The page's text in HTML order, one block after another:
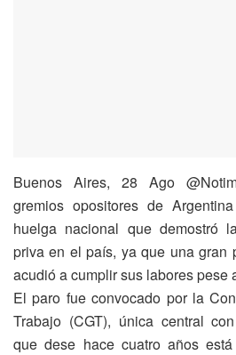
Buenos Aires, 28 Ago
gremios opositores de
huelga nacional que demostró
priva en el país, ya que una gran
acudió a cumplir sus labores pese
El paro fue convocado por la
Trabajo (CGT), única central
que dese hace cuatro años